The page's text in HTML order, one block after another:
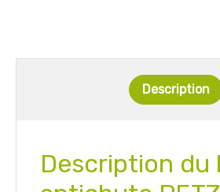
Description
Description du